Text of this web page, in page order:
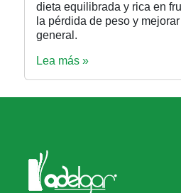
dieta equilibrada y rica en
la pérdida de peso y
general.
Lea más »